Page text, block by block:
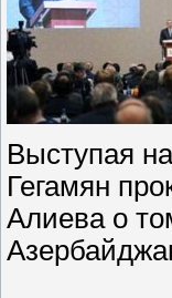
Выступая
Гегамян
Алиева о